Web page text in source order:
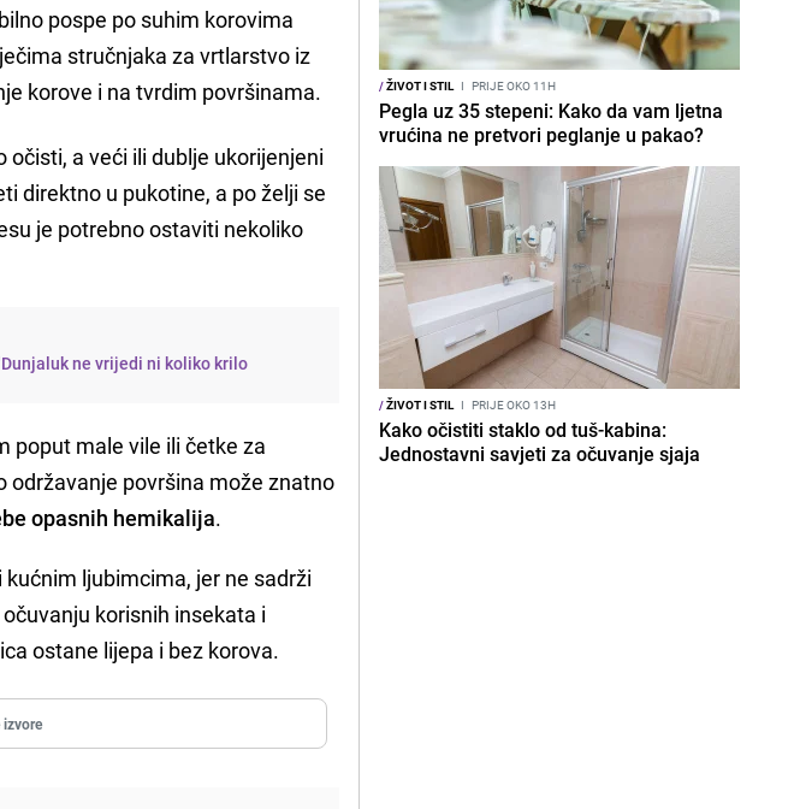
pospe po suhim korovima
stručnjaka za vrtlarstvo iz
korove i na tvrdim površinama.
a veći ili dublje ukorijenjeni
direktno u pukotine, a po želji se
je potrebno ostaviti nekoliko
ne vrijedi ni koliko krilo
poput male vile ili četke za
održavanje površina može znatno
opasnih hemikalija.
ljubimcima, jer ne sadrži
korisnih insekata i
ostane lijepa i bez korova.
izvore
/ŽIVOT I STIL I PRIJE OKO 11H
Pegla uz 35 stepeni: Kako da vam ljetna
vrućina ne pretvori peglanje u pakao?
/ŽIVOT I STIL I PRIJE OKO 13H
Kako očistiti staklo od tuš-kabina:
Jednostavni savjeti za očuvanje sjaja